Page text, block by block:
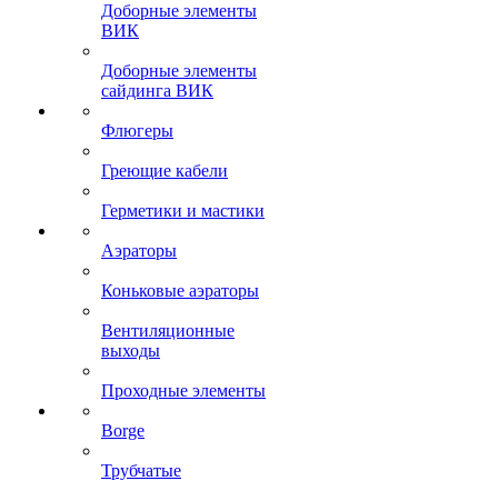
Доборные элементы
ВИК
Доборные элементы
сайдинга ВИК
Флюгеры
Греющие кабели
Герметики и мастики
Аэраторы
Коньковые аэраторы
Вентиляционные
выходы
Проходные элементы
Borge
Трубчатые